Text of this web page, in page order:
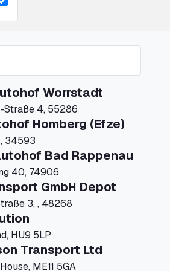
Worrstadt
Straße 4, 55286
Homberg (Efze)
34593
Bad Rappenau
40, 74906
GmbH Depot
Otto-Hahn-Straße 3, , 48268
HU9 5LP
Transport Ltd
ME11 5GA